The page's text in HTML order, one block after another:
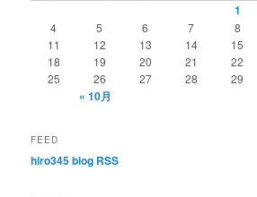
1
4
5 6 7 8
11
12 13 14 15
18
19 20 21 22
25
26 27 28 29
« 10月
FEED
hiro345 blog RSS